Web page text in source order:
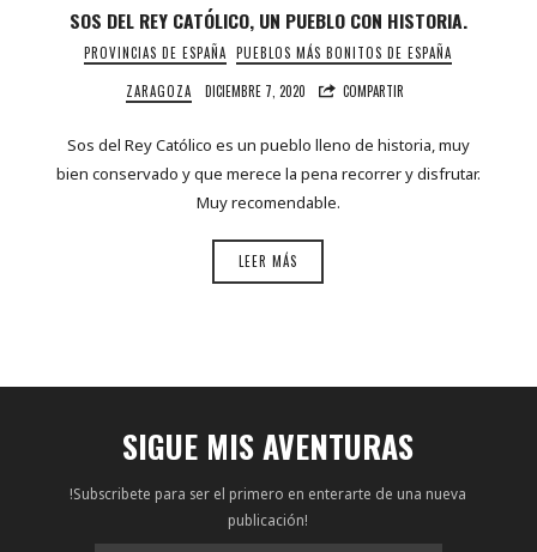
SOS DEL REY CATÓLICO, UN PUEBLO CON HISTORIA.
PROVINCIAS DE ESPAÑA PUEBLOS MÁS BONITOS DE ESPAÑA
ZARAGOZA
DICIEMBRE 7, 2020 COMPARTIR
Sos del Rey Católico es un pueblo lleno de historia, muy
bien conservado y que merece la pena recorrer y disfrutar.
Muy recomendable.
LEER MÁS
SIGUE MIS AVENTURAS
!Subscribete para ser el primero en enterarte de una nueva
publicación!